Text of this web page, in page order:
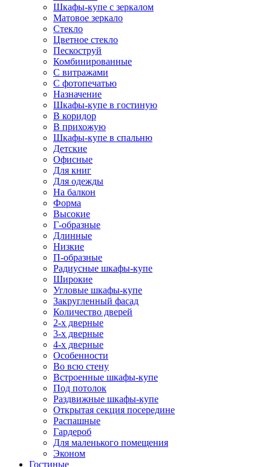
Шкафы-купе с зеркалом
Матовое зеркало
Стекло
Цветное стекло
Пескоструй
Комбинированные
С витражами
С фотопечатью
Назначение
Шкафы-купе в гостиную
В коридор
В прихожую
Шкафы-купе в спальню
Детские
Офисные
Для книг
Для одежды
На балкон
Форма
Высокие
Г-образные
Длинные
Низкие
П-образные
Радиусные шкафы-купе
Широкие
Угловые шкафы-купе
Закругленный фасад
Количество дверей
2-х дверные
3-х дверные
4-х дверные
Особенности
Во всю стену
Встроенные шкафы-купе
Под потолок
Раздвижные шкафы-купе
Открытая секция посередине
Распашные
Гардероб
Для маленького помещения
Эконом
Гостиные